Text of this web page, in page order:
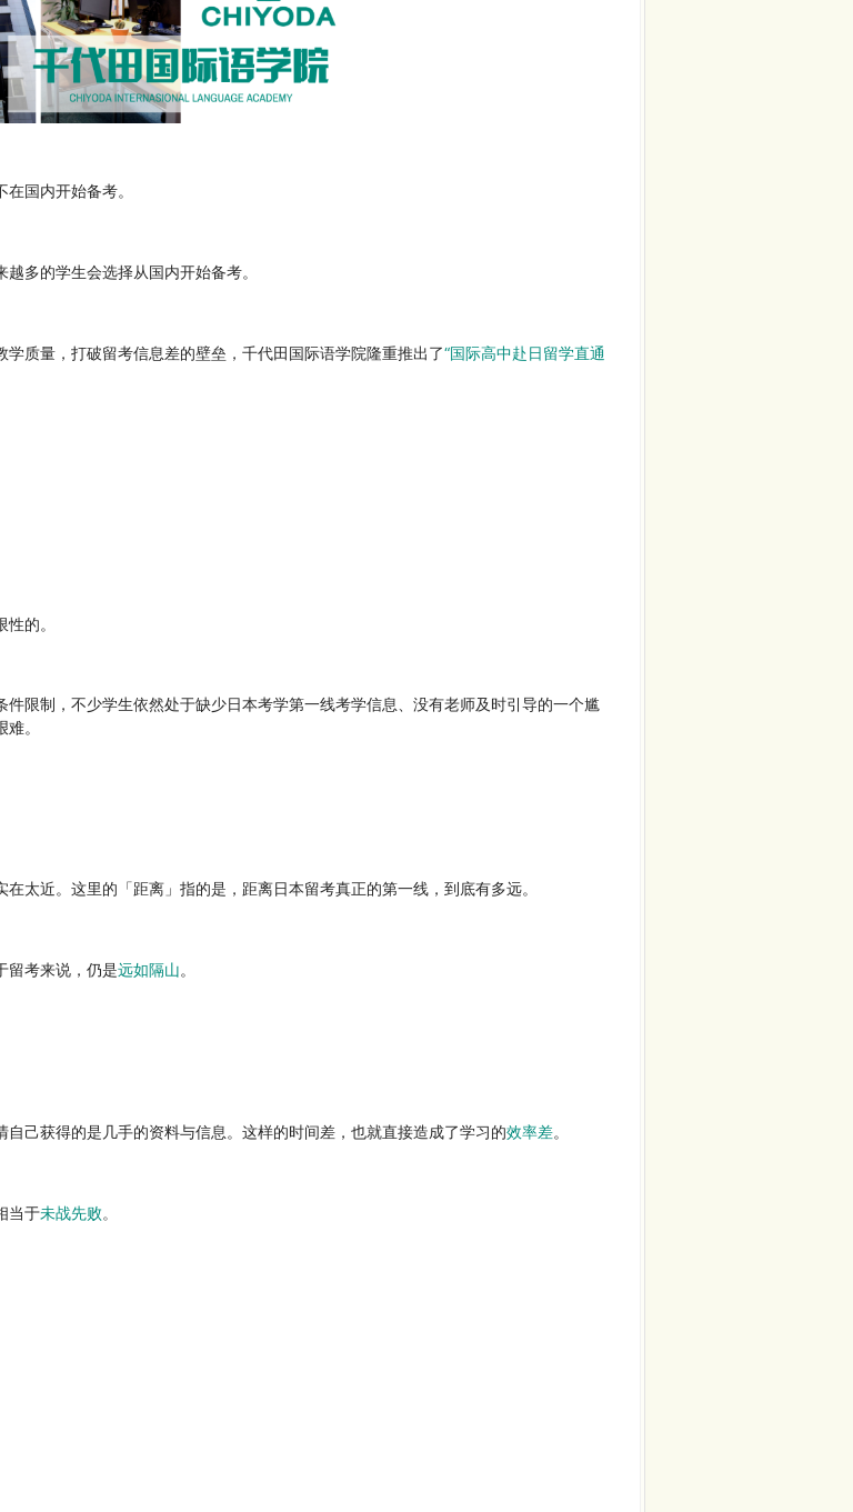
国内开始备考。
多的学生会选择从国内开始备考。
质量，打破留考信息差的壁垒，千代田国际语学院隆重推出了“国际高中赴日留学直通
的。
限制，不少学生依然处于缺少日本考学第一线考学信息、没有老师及时引导的一个尴
。
太近。这里的「距离」指的是，距离日本留考真正的第一线，到底有多远。
留考来说，仍是远如隔山。
自己获得的是几手的资料与信息。这样的时间差，也就直接造成了学习的效率差。
当于未战先败。